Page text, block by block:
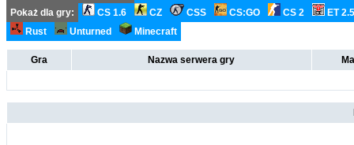
Pokaż dla gry:
CS 1.6 CZ CSS CS:GO CS 2
ET
Rust
Unturned Minecraft
Gra Nazwa serwera gry